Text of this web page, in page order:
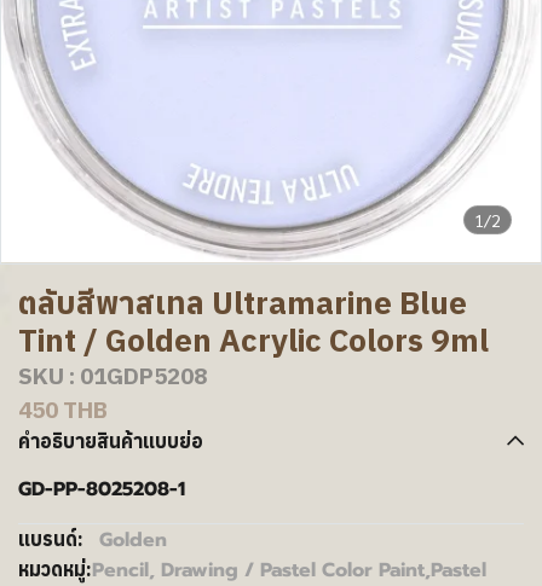
1/2
ตลับสีพาสเทล Ultramarine Blue
Tint / Golden Acrylic Colors 9ml
SKU : 01GDP5208
450 THB
คำอธิบายสินค้าแบบย่อ
GD-PP-8025208-1
แบรนด์: Golden
หมวดหมู่:Pencil, Drawing / Pastel Color Paint,Pastel